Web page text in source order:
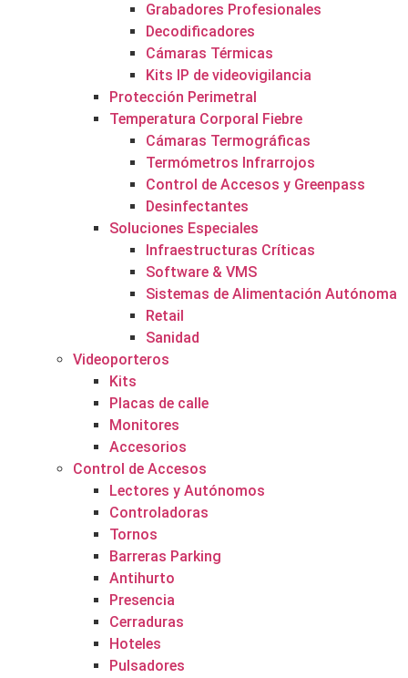
Grabadores Profesionales
Decodificadores
Cámaras Térmicas
Kits IP de videovigilancia
Protección Perimetral
Temperatura Corporal Fiebre
Cámaras Termográficas
Termómetros Infrarrojos
Control de Accesos y Greenpass
Desinfectantes
Soluciones Especiales
Infraestructuras Críticas
Software & VMS
Sistemas de Alimentación Autónoma
Retail
Sanidad
Videoporteros
Kits
Placas de calle
Monitores
Accesorios
Control de Accesos
Lectores y Autónomos
Controladoras
Tornos
Barreras Parking
Antihurto
Presencia
Cerraduras
Hoteles
Pulsadores